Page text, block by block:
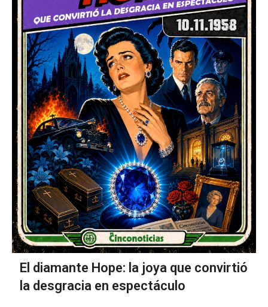
El diamante Hope: la joya que convirtió
la desgracia en espectáculo